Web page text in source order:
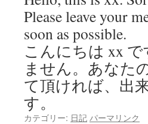
Please leave your
soon as possible.
こんにちは xx
ません。あなた
て頂ければ、出
す。
カテゴリー: 日記 パーマリンク